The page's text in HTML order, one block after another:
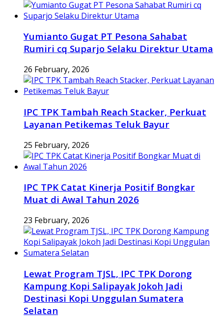
Yumianto Gugat PT Pesona Sahabat
Rumiri cq Suparjo Selaku Direktur Utama
26 February, 2026
IPC TPK Tambah Reach Stacker, Perkuat
Layanan Petikemas Teluk Bayur
25 February, 2026
IPC TPK Catat Kinerja Positif Bongkar
Muat di Awal Tahun 2026
23 February, 2026
Lewat Program TJSL, IPC TPK Dorong
Kampung Kopi Salipayak Jokoh Jadi
Destinasi Kopi Unggulan Sumatera
Selatan